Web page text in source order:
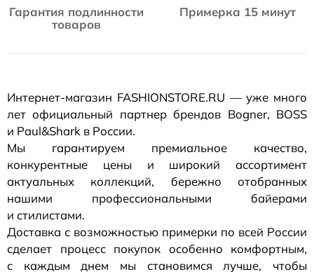
Гарантия подлинности
товаров
Примерка 15 минут
Интернет-магазин FASHIONSTORE.RU — уже много
лет официальный партнер брендов Bogner, BOSS
и Paul&Shark в России.
Мы гарантируем премиальное качество,
конкурентные цены и широкий ассортимент
актуальных коллекций, бережно отобранных
нашими профессиональными байерами
и стилистами.
Доставка с возможностью примерки по всей России
сделает процесс покупок особенно комфортным,
с каждым днем мы становимся лучше, чтобы